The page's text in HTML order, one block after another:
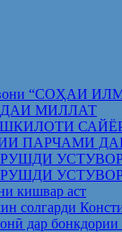
унвони
МИЛЛАТ
ПАРЧАМИ
кишвар аст
солгарди
дар бонкдории